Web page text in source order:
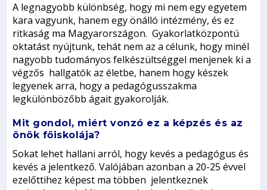
A legnagyobb különbség, hogy mi nem egy egyetem
kara vagyunk, hanem egy önálló intézmény, és ez
ritkaság ma Magyarországon. Gyakorlatközpontú
oktatást nyújtunk, tehát nem az a célunk, hogy minél
nagyobb tudományos felkészültséggel menjenek ki a
végzős hallgatók az életbe, hanem hogy készek
legyenek arra, hogy a pedagógusszakma
legkülönbözőbb ágait gyakorolják.
Mit gondol, miért vonzó ez a képzés és az
önök főiskolája?
Sokat lehet hallani arról, hogy kevés a pedagógus és
kevés a jelentkező. Valójában azonban a 20-25 évvel
ezelőttihez képest ma többen jelentkeznek